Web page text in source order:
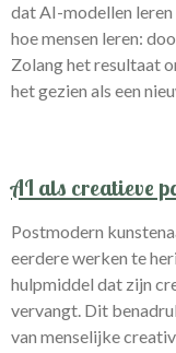
dat AI-modellen
hoe mensen leren:
Zolang het resultaat
het gezien als een
AI als creatieve
Postmodern
eerdere werken te
hulpmiddel dat zijn
vervangt. Dit
van menselijke